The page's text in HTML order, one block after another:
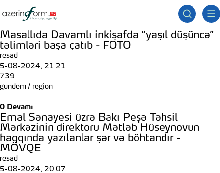
Masallıda Davamlı inkişafda “yaşıl düşüncə”
təlimləri başa çatıb - FOTO
resad
5-08-2024, 21:21
739
gundem / region
0 Devamı
Emal Sənayesi üzrə Bakı Peşə Təhsil
Mərkəzinin direktoru Mətləb Hüseynovun
haqqında yazılanlar şər və böhtandır -
MÖVQE
resad
5-08-2024, 20:07